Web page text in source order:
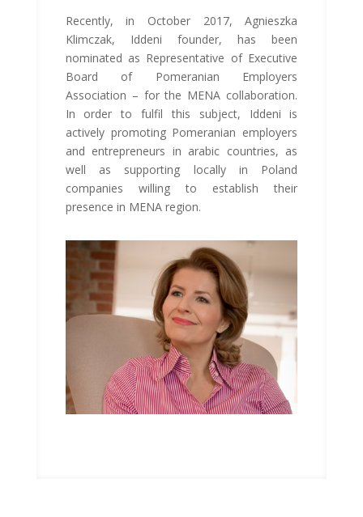
Recently, in October 2017, Agnieszka
Klimczak, Iddeni founder, has been
nominated as Representative of Executive
Board of Pomeranian Employers
Association – for the MENA collaboration.
In order to fulfil this subject, Iddeni is
actively promoting Pomeranian employers
and entrepreneurs in arabic countries, as
well as supporting locally in Poland
companies willing to establish their
presence in MENA region.